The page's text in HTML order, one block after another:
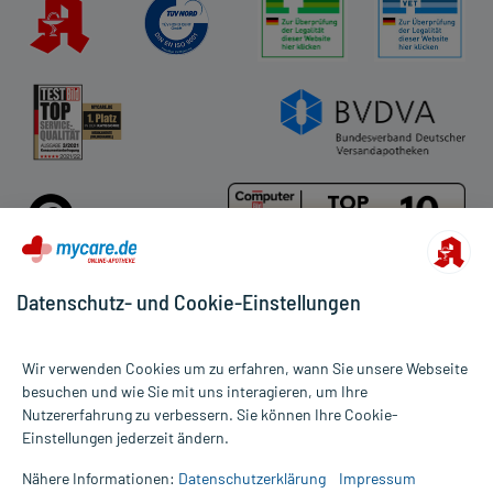
durchschnittlich 4,6 von 5 Sternen abgegeben.
Alle Preise gelten inkl. MwSt., ggf. zzgl. Versandkosten
Informationen auf dieser Website werden ausschließlich für
die Untersuchung und Behandlung durch einen Arzt. Bitte
Datenschutz- und Cookie-Einstellungen
Wir verwenden Cookies um zu erfahren, wann Sie unsere Webseite
besuchen und wie Sie mit uns interagieren, um Ihre
Nutzererfahrung zu verbessern. Sie können Ihre Cookie-
Einstellungen jederzeit ändern.
Nähere Informationen: Datenschutzerklärung Impressum